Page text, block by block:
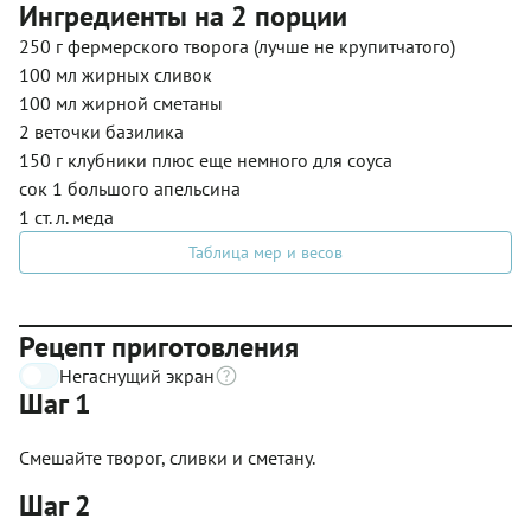
Ингредиенты на 2 порции
250 г фермерского творога (лучше не крупитчатого)
100 мл жирных сливок
100 мл жирной сметаны
2 веточки базилика
150 г клубники плюс еще немного для соуса
сок 1 большого апельсина
1 ст. л. меда
Таблица мер и весов
Рецепт приготовления
Негаснущий экран
Шаг 1
Смешайте творог, сливки и сметану.
Шаг 2